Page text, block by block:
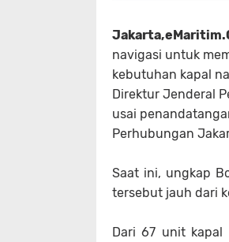
navigasi untuk
kebutuhan kapal
Direktur Jenderal
usai
Perhubungan
Saat ini, ungkap
tersebut jauh dari
Dari 67 unit kapal